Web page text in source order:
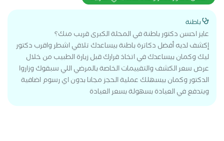
باطنة
عايز احسن دكتور باطنة في المحلة الكبرى قريب منك؟
إكشف لديه أفضل دكاترة باطنة بيساعدك تلاقي اشطر واقرب دكتور
ليك وكمان بيساعدك في اتخاذ قرارك قبل زيارة الطبيب من خلال
عرض سعر الكشف والتقييمات الخاصة بالمرضي اللي سبقوك وزاروا
الدكتور وكمان بيسهلك عملية الحجز مجانا بدون اي رسوم اضافية
وبتدفع في العيادة بسهولة بسعر العيادة